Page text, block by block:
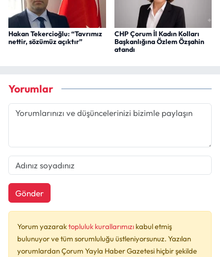
Hakan Tekercioğlu: “Tavrımız
nettir, sözümüz açıktır”
CHP Çorum İl Kadın Kolları
Başkanlığına Özlem Özşahin
atandı
Yorumlar
Gönder
Yorum yazaraktopluluk kurallarımızı kabul etmiş
bulunuyor ve tüm sorumluluğu üstleniyorsunuz. Yazılan
yorumlardan Çorum Yayla Haber Gazetesi hiçbir şekilde